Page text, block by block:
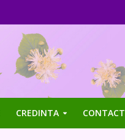
CREDINTA CONTACT